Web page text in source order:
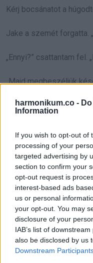
harmonikum.co -
Information
If you wish to opt-out of
processing of your
targeted advertising by
section to confirm your
opt-out request is
interest-based ads
us or personal
your opt-out. You may
disclosure of your
IAB’s list of
also be disclosed by us
Downstream
Kérj bocsánatot a
Jake a szemét forgatta.
„Ennyi?” csattantam fel.
„Majd megbeszéljük
cserbenhagyott.
Másnap észrevettem,
„Jake, te vetted el a
Jake csak vállat vont.
Ekkor eldöntöttem,
viccboltból hamis
Elegem lett abból, amit